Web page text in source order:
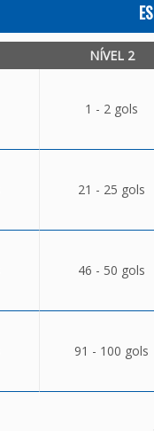
NÍVEL 2
1 - 2 gols
21 - 25 gols
46 - 50 gols
91 - 100 gols